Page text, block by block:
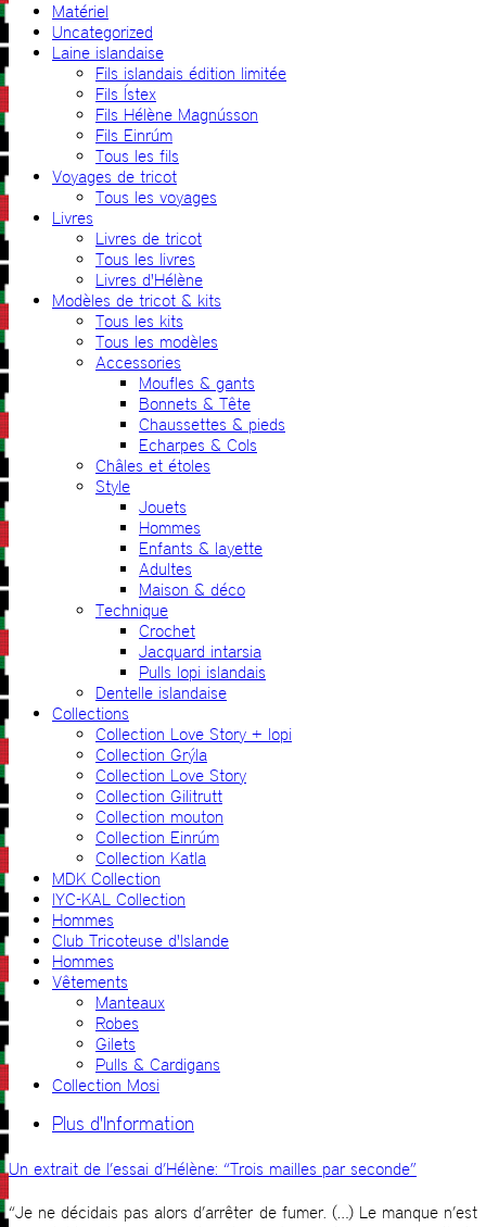
Matériel
Uncategorized
Laine islandaise
Fils islandais édition limitée
Fils Ístex
Fils Hélène Magnússon
Fils Einrúm
Tous les fils
Voyages de tricot
Tous les voyages
Livres
Livres de tricot
Tous les livres
Livres d'Hélène
Modèles de tricot & kits
Tous les kits
Tous les modèles
Accessories
Moufles & gants
Bonnets & Tête
Chaussettes & pieds
Echarpes & Cols
Châles et étoles
Style
Jouets
Hommes
Enfants & layette
Adultes
Maison & déco
Technique
Crochet
Jacquard intarsia
Pulls lopi islandais
Dentelle islandaise
Collections
Collection Love Story + lopi
Collection Grýla
Collection Love Story
Collection Gilitrutt
Collection mouton
Collection Einrúm
Collection Katla
MDK Collection
IYC-KAL Collection
Hommes
Club Tricoteuse d'Islande
Hommes
Vêtements
Manteaux
Robes
Gilets
Pulls & Cardigans
Collection Mosi
Plus d'Information
Un extrait de l’essai d’Hélène: “Trois mailles par seconde”
“Je ne décidais pas alors d’arrêter de fumer. (…) Le manque n’est